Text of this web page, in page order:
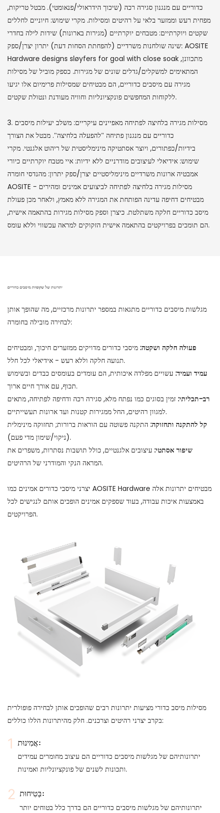
כדוריים עם מנגנון סגירה רכה (שיכוך הידראולי/פנאומטי). מבטל טריקות,
מפחית רעש וממזער בלאי על רהיטים ומסילות. מקרי שימוש: חיוניים לחללים
שקטים ויוקרתיים: מטבחים יוקרתיים (מגירות בארונות) שידות לילה בחדרי
שינה שולחנות משרדיים (להפחתת הסחות דעת) יתרון יצרן/ספק: AOSITE
Hardware designs sløyfers for goal with close soak מתכוונן,
המתאימים למשקלים/גדלים שונים של מגירות. כספק מוביל של מסילות
מגירה עם מיסבים כדוריים, הם מבטיחים שמסילות פרימיום אלו יגיעו
ללקוחות המחפשים פונקציונליות וחוויה מעודנת ונטולת שקטים.
3. מסילות מגירה בלחיצה לפתיחה מאפיינים עיקריים: משלב יעילות מיסבים
כדוריים עם מנגנון פתיחה "להפעלה בלחיצה". מבטל את הצורך
בידיות/כפתורים, ויוצר אסתטיקה מינימליסטית של ריהוט אלגנטי. מקרי
שימוש: אידיאלי לעיצובים מודרניים ללא ידיות: איי מטבח יוקרתיים כיורי
אמבטיה ארונות משרדיים מינימליסטיים יצרן/ספק יתרון: מהנדסי חומרה
AOSITE מסילות מגירה בלחיצה לפתיחה לביצועים אמינים ומהירים -
מבטיחים דחיפה עדינה הפותחת את המגירה ללא מאמץ, ולאחר מכן פעולת
מיסב כדוריים חלקה משתלטת. כיצרן וספק מסילות מגירות בהתאמה אישית,
הם תומכים בפרויקטים בהתאמה אישית הזקוקים למראה עכשווי וללא עומס.
יתרונות של שקופיות מיסבים כדוריים
מגלשות מיסבים כדוריים מתגאות במספר יתרונות מרכזיים, מה שהופך אותן
לבחירה מובילה בחומרה:
פעולה חלקה ושקטה: מיסבי כדורים מדויקים ממזערים חיכוך, ומבטיחים
תנועה חלקה וללא רעש - אידיאלי לכל חלל.
עמיד ועמיד: עשויים מפלדה איכותית, הם עומדים בעומסים כבדים ובשימוש
תכוף, עם אורך חיים ארוך.
רב-תכליתי: זמין בסוגים כמו נפתח מלא, סגירה רכה ודחיפה לפתיחה, מתאים
למגוון רהיטים, החל ממגירות קטנות ועד ארונות תעשייתיים.
קל להתקנה ותחזוקה: התקנה פשוטה עם הוראות ברורות; תחזוקה מינימלית
(ניקוי/שימון מדי פעם).
שיפור אסתטי: עיצובים אלגנטיים, כולל תושבות נסתרות, משפרים את
המראה הנקי והמודרני של הרהיטים.
יצרני מיסבי כדורים אמינים כמו AOSITE Hardware מבטיחים יתרונות אלה
באמצעות איכות עבודה, בעוד שספקים אמינים הופכים אותם לנגישים לכל
הפרויקטים.
מסילות מיסב כדורי מציעות יתרונות רבים שהופכים אותן לבחירה פופולרית
בקרב יצרני רהיטים וצרכנים. חלק מהיתרונות הללו כוללים:
אֲמִינוּת:
יתרונותיהם של מגלשות מיסבים כדוריים הם עיצוב מחומרים עמידים
ותכונות לשנים של פונקציונליות ואמינות.
בְּטִיחוּת:
יתרונותיהם של מגלשות מיסבים כדוריים הם בדרך כלל בטוחים יותר